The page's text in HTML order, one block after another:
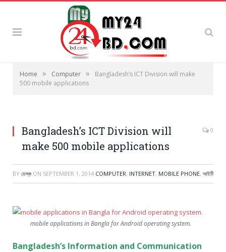
Home » Computer »
Bangladesh’s ICT Division will make
500 mobile applications
Bangladesh’s ICT Division will
make 500 mobile applications
0
BY ডেস্ক ON SEPTEMBER 1, 2014 COMPUTER, INTERNET, MOBILE PHONE, আইটি
mobile applications in Bangla for Android operating system.
Bangladesh’s Information and Communication